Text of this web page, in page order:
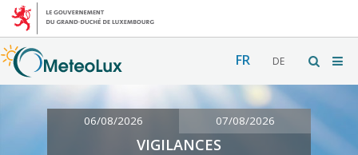
FR DE
06/08/2026 07/08/2026
VIGILANCES